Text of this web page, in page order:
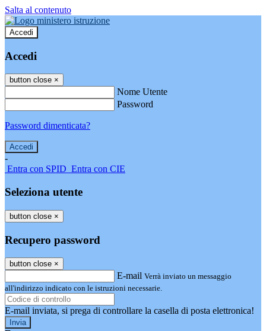
Salta al contenuto
Accedi
Accedi
button close ×
Nome Utente
Password
Password dimenticata?
-
Entra con SPID Entra con CIE
Seleziona utente
button close ×
Recupero password
button close ×
E-mail Verrà inviato un messaggio
all'indirizzo indicato con le istruzioni necessarie.
E-mail inviata, si prega di controllare la casella di posta elettronica!